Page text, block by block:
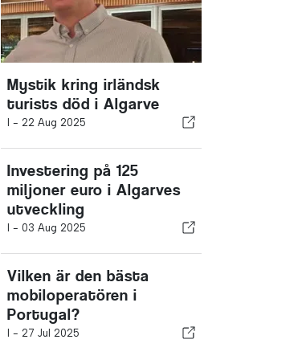
Mystik kring irländsk
turists död i Algarve
I - 22 Aug 2025
Investering på 125
miljoner euro i Algarves
utveckling
I - 03 Aug 2025
Vilken är den bästa
mobiloperatören i
Portugal?
I - 27 Jul 2025